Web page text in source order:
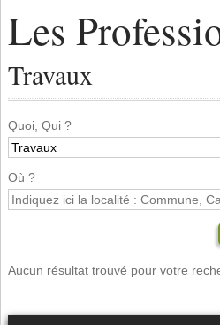
Les
Travaux
Quoi, Qui ?
Où ?
Aucun résultat trouvé pour votre